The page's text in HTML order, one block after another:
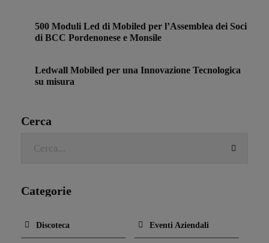
500 Moduli Led di Mobiled per l’Assemblea dei Soci
di BCC Pordenonese e Monsile
Ledwall Mobiled per una Innovazione Tecnologica
su misura
Cerca
Categorie
Discoteca Eventi Aziendali